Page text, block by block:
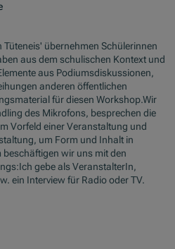
übernehmen Schülerinnen
aus dem schulischen Kontext und
aus Podiumsdiskussionen,
anderen öffentlichen
für diesen Workshop.Wir
des Mikrofons, besprechen die
Vorfeld einer Veranstaltung und
um Form und Inhalt in
wir uns mit den
gebe als VeranstalterIn,
ein Interview für Radio oder TV.